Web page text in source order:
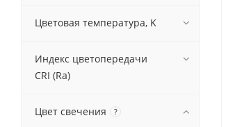
Цветовая температура, K
Индекс цветопередачи
CRI (Ra)
Цвет свечения ?